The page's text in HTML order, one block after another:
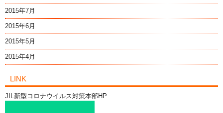
2015年7月
2015年6月
2015年5月
2015年4月
LINK
JIL新型コロナウイルス対策本部HP